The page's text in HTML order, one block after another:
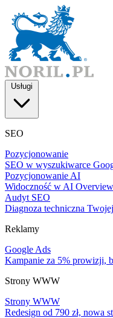
Usługi
SEO
Pozycjonowanie
SEO w wyszukiwarce
Pozycjonowanie AI
Widoczność w AI
Audyt SEO
Diagnoza techniczna
Reklamy
Google Ads
Kampanie za 5% prowizji,
Strony WWW
Strony WWW
Redesign od 790 zł, nowa